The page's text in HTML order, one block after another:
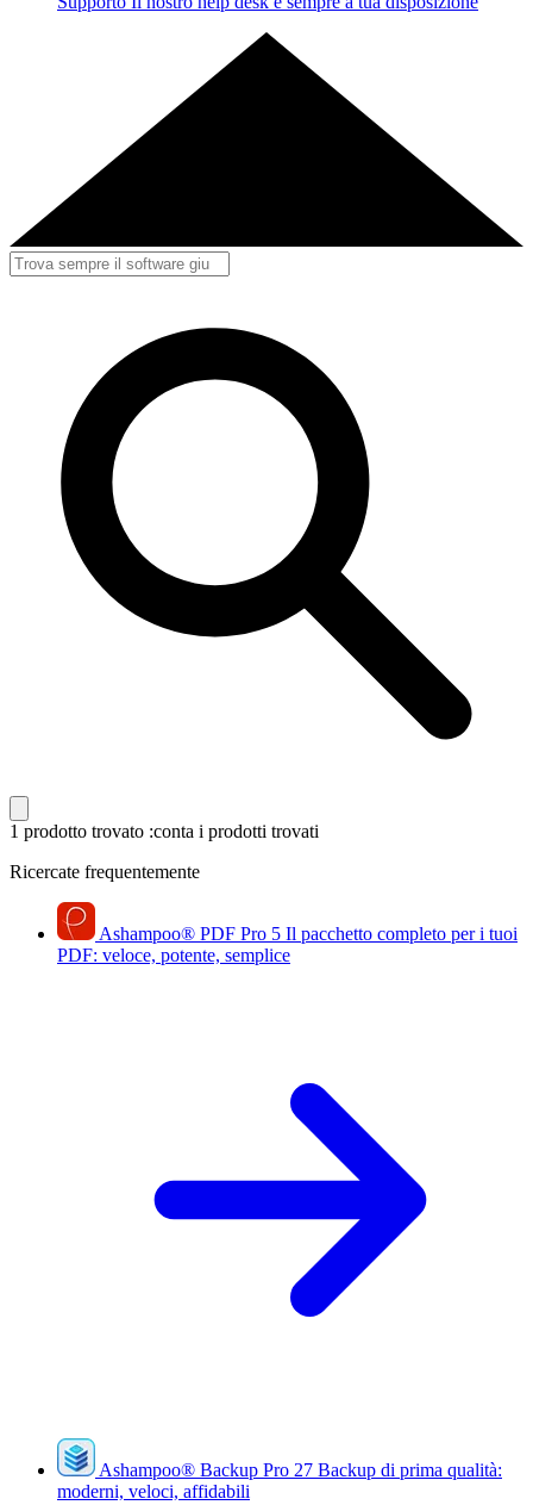
1 prodotto trovato :conta i prodotti trovati
Ricercate frequentemente
Ashampoo® PDF Pro 5 Il pacchetto completo per i tuoi
PDF: veloce, potente, semplice
Ashampoo® Backup Pro 27 Backup di prima qualità:
moderni, veloci, affidabili